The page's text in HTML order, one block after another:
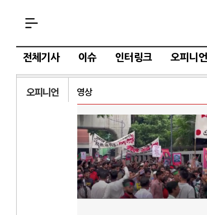
전체기사 이슈 인터링크 오피니언
오피니언 영상
AI와 인간
중국 AI, 저가 공세로 글
AI 국부펀드 구상 놓고
AI 데이터센터 반대 투쟁
AI의 숨은 환경 비용: 데이